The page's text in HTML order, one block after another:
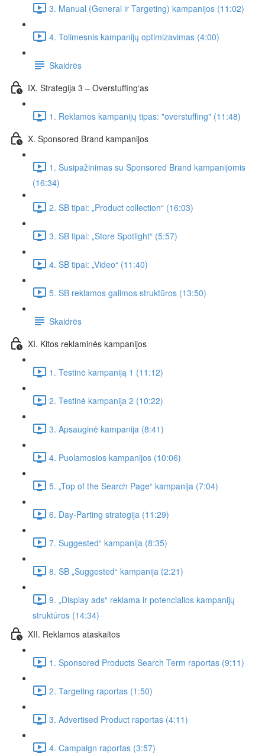
3. Manual (General ir Targeting) kampanijos (11:02)
4. Tolimesnis kampanijų optimizavimas (4:00)
Skaidrės
IX. Strategija 3 – Overstuffing‘as
1. Reklamos kampanijų tipas: "overstuffing" (11:48)
X. Sponsored Brand kampanijos
1. Susipažinimas su Sponsored Brand kampanijomis
(16:34)
2. SB tipai: „Product collection“ (16:03)
3. SB tipai: „Store Spotlight“ (5:57)
4. SB tipai: „Video“ (11:40)
5. SB reklamos galimos struktūros (13:50)
Skaidrės
XI. Kitos reklaminės kampanijos
1. Testinė kampaniją 1 (11:12)
2. Testinė kampanija 2 (10:22)
3. Apsauginė kampanija (8:41)
4. Puolamosios kampanijos (10:06)
5. „Top of the Search Page“ kampanija (7:04)
6. Day-Parting strategija (11:29)
7. Suggested“ kampanija (8:35)
8. SB „Suggested“ kampanija (2:21)
9. „Display ads“ reklama ir potencialios kampanijų
struktūros (14:34)
XII. Reklamos ataskaitos
1. Sponsored Products Search Term raportas (9:11)
2. Targeting raportas (1:50)
3. Advertised Product raportas (4:11)
4. Campaign raportas (3:57)